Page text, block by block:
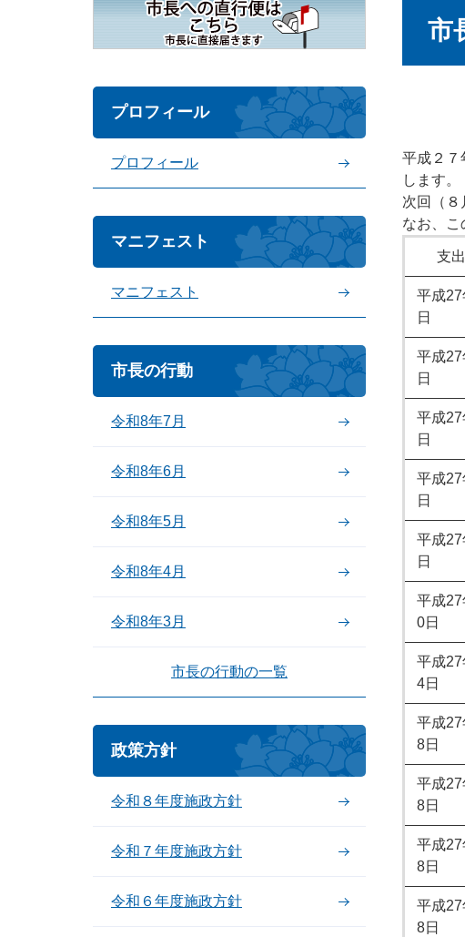
市
平成２７
します。
次回（８
なお、こ
支
平成
日
平成
日
平成
日
平成
日
平成
日
平成
0日
平成
4日
平成
8日
平成
8日
平成
8日
平成
8日
プロフィール
プロフィール
マニフェスト
マニフェスト
市長の行動
令和8年7月
令和8年6月
令和8年5月
令和8年4月
令和8年3月
市長の行動の一覧
政策方針
令和８年度施政方針
令和７年度施政方針
令和６年度施政方針